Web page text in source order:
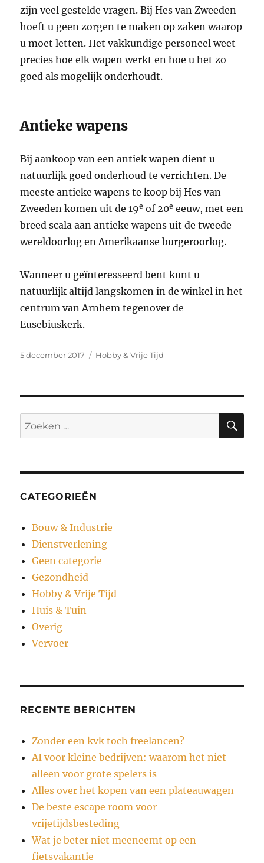
zijn veel gestelde vragen. Bij Hes van Zweeden
hoeft u geen zorgen te maken op zaken waarop
u moet letten. Het vakkundige personeel weet
precies hoe elk wapen werkt en hoe u het zo
goed als mogelijk onderhoudt.
Antieke wapens
Bij aankoop van een antiek wapen dient u
natuurlijk goed onderhoud te verrichten. De
meeste antieke wapens te koop bij Hes van
Zweeden komen uit de 19e of 20e eeuw, met een
breed scala aan antieke wapens uit de tweede
wereldoorlog en Amerikaanse burgeroorlog.
Wanneer u geïnteresseerd bent kunt u
natuurlijk altijd langskomen in de winkel in het
centrum van Arnhem tegenover de
Eusebiuskerk.
Geplaatst
5 december 2017 Categorieën
Hobby & Vrije Tijd
Zoeken
naar:
CATEGORIEËN
Bouw & Industrie
Dienstverlening
Geen categorie
Gezondheid
Hobby & Vrije Tijd
Huis & Tuin
Overig
Vervoer
RECENTE BERICHTEN
Zonder een kvk toch freelancen?
AI voor kleine bedrijven: waarom het niet
alleen voor grote spelers is
Alles over het kopen van een plateauwagen
De beste escape room voor
vrijetijdsbesteding
Wat je beter niet meeneemt op een
fietsvakantie